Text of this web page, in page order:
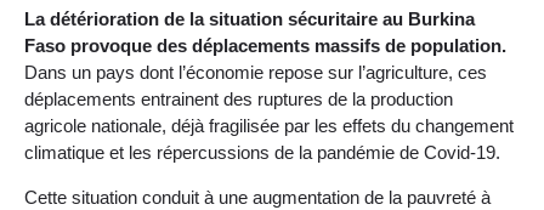
La détérioration de la situation sécuritaire au Burkina
Faso provoque des déplacements massifs de population.
Dans un pays dont l’économie repose sur l’agriculture, ces
déplacements entrainent des ruptures de la production
agricole nationale, déjà fragilisée par les effets du changement
climatique et les répercussions de la pandémie de Covid-19.
Cette situation conduit à une augmentation de la pauvreté à